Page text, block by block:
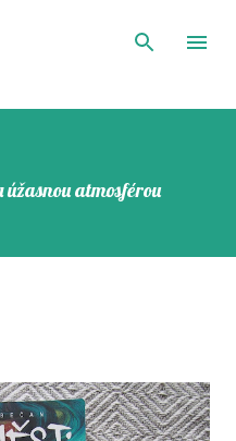
obsah
úžasnou atmosférou